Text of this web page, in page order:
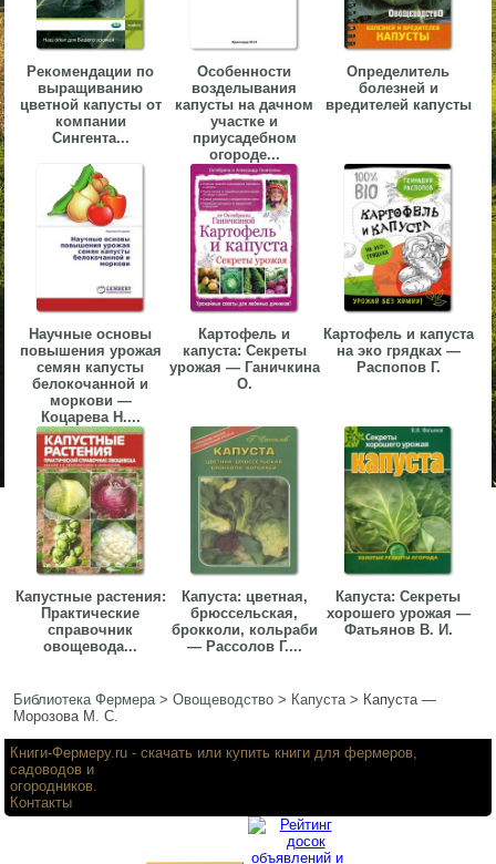
Рекомендации по
выращиванию
цветной капусты от
компании
Сингента...
Особенности
возделывания
капусты на дачном
участке и
приусадебном
огороде...
Определитель
болезней и
вредителей капусты
Научные основы
повышения урожая
семян капусты
белокочанной и
моркови —
Коцарева Н....
Картофель и
капуста: Секреты
урожая — Ганичкина
О.
Картофель и капуста
на эко грядках —
Распопов Г.
Капустные растения:
Практические
справочник
овощевода...
Капуста: цветная,
брюссельская,
брокколи, кольраби
— Рассолов Г....
Капуста: Секреты
хорошего урожая —
Фатьянов В. И.
Библиотека Фермера>Овощеводство > Капуста> Капуста —
Морозова М. С.
▼
▼
Книги-Фермеру.ru - скачать или купить книги для фермеров,
садоводов и
огородников.
Контакты